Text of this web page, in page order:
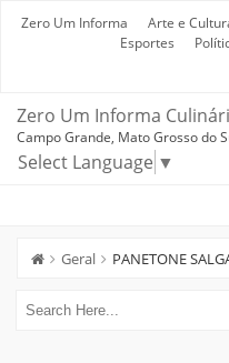
Zero Um Informa Arte e
Esportes
Zero Um Informa
Campo Grande, Mato Grosso do
Select Language ▼
Geral PANETONE